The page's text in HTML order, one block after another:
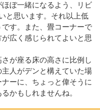
ぼ一緒になるよう、リビ
と思います。それ以上低
す。また、畳コーナーで
広く感じられてよいと思
が座る床の高さに比例し
人がデンと構えていた場
ーに、ちょっと偉そうに
かもしれませんね。